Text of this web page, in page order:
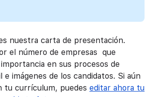
nuestra carta de presentación.
el número de empresas que
en sus procesos de
imágenes de los candidatos. Si aún
tu currículum, puedes editar ahora tu